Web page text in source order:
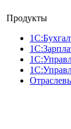
Продукты